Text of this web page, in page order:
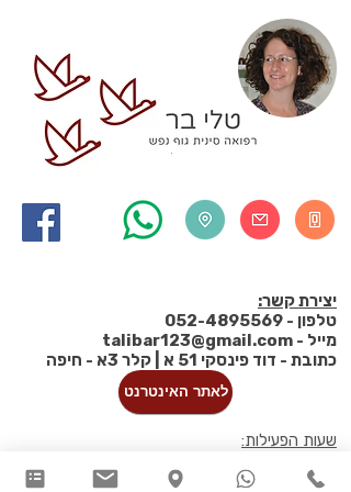
יצירת קשר:
טלפון - 052-4895569
מייל - talibar123@gmail.com
כתובת - דוד פינסקי 51 א | קלר 3א - חיפה
לאתר האינטרנט
שעות הפעילות:
יום ה' - 18:00 - 21:00